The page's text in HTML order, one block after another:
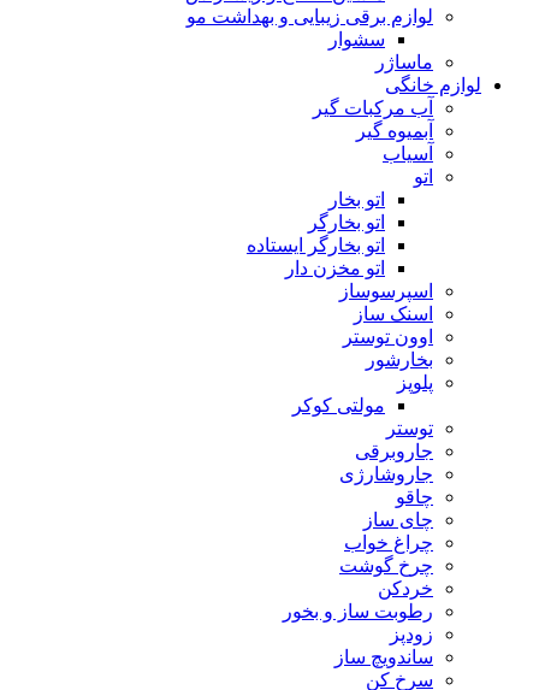
لوازم برقی زیبایی و بهداشت مو
سشوار
ماساژر
لوازم خانگی
آب مرکبات گیر
آبمیوه گیر
آسیاب
اتو
اتو بخار
اتو بخارگر
اتو بخارگر ایستاده
اتو مخزن دار
اسپرسوساز
اسنک ساز
اوون توستر
بخارشور
پلوپز
مولتی کوکر
توستر
جاروبرقی
جاروشارژی
چاقو
چای ساز
چراغ خواب
چرخ گوشت
خردکن
رطوبت ساز و بخور
زودپز
ساندویچ ساز
سرخ کن